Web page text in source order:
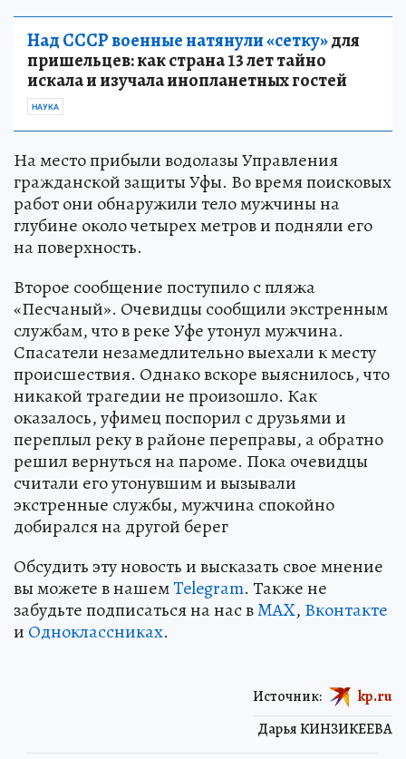
Над СССР военные натянули «сетку»для
пришельцев: как страна 13 лет тайно
искала и изучала инопланетных гостей
НАУКА
На место прибыли водолазы Управления
гражданской защиты Уфы. Во время поисковых
работ они обнаружили тело мужчины на
глубине около четырех метров и подняли его
на поверхность.
Второе сообщение поступило с пляжа
«Песчаный». Очевидцы сообщили экстренным
службам, что в реке Уфе утонул мужчина.
Спасатели незамедлительно выехали к месту
происшествия. Однако вскоре выяснилось, что
никакой трагедии не произошло. Как
оказалось, уфимец поспорил с друзьями и
переплыл реку в районе переправы, а обратно
решил вернуться на пароме. Пока очевидцы
считали его утонувшим и вызывали
экстренные службы, мужчина спокойно
добирался на другой берег
Обсудить эту новость и высказать свое мнение
вы можете в нашемTelegram. Также не
забудьте подписаться на нас вMAX, Вконтакте
и Одноклассниках.
Дарья КИНЗИКЕЕВА
Источник: kp.ru